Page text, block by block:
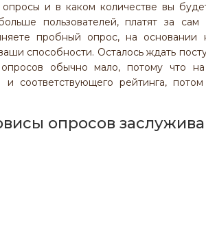
и в каком количестве вы
пользователей, платят за сам
пробный опрос, на основании
способности. Осталось ждать
обычно мало, потому что
и соответствующего рейтинга,
опросов